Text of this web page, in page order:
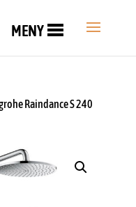
MENY
Raindance S 240